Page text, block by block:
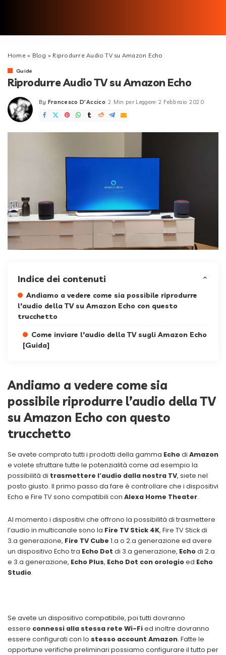
Home» Blog » Riprodurre Audio TV su Amazon Echo
Guide
Riprodurre Audio TV su Amazon Echo
Posted
by
By Francesco D'Accico 2 Min per Leggere 2 Febbraio 2020
Indice dei contenuti
Andiamo a vedere come sia possibile riprodurre
l’audio della TV su Amazon Echo con questo
trucchetto
Come inviare l’audio della TV sugli Amazon Echo
[Guida]
Andiamo a vedere come sia
possibile riprodurre l’audio della TV
su Amazon Echo con questo
trucchetto
Se avete comprato tutti i prodotti della gamma Echodi Amazon
e volete sfruttare tutte le potenzialità come ad esempio la
possibilità di trasmettere l’audio dalla nostra TV, siete nel
posto giusto. Il primo passo da fare è controllare che i dispositivi
Echo e Fire TV sono compatibili con Alexa Home Theater.
Al momento i dispositivi che offrono la possibilità di trasmettere
l’audio in multicanale sono la Fire TV Stick 4K, Fire TV Stick di
3.a generazione, Fire TV Cube 1.a o 2.a generazione ed avere
un dispositivo Echo tra Echo Dot di 3.a generazione, Echodi 2.a
e 3.a generazione, Echo Plus, Echo Dot con orologioed Echo
Studio.
Se avete un dispositivo compatibile, poi tutti dovranno
essere connessi alla stessa rete Wi-Fied inoltre dovranno
essere configurati con lo stesso account Amazon. Fatte le
opportune verifiche preliminari possiamo configurare il tutto per